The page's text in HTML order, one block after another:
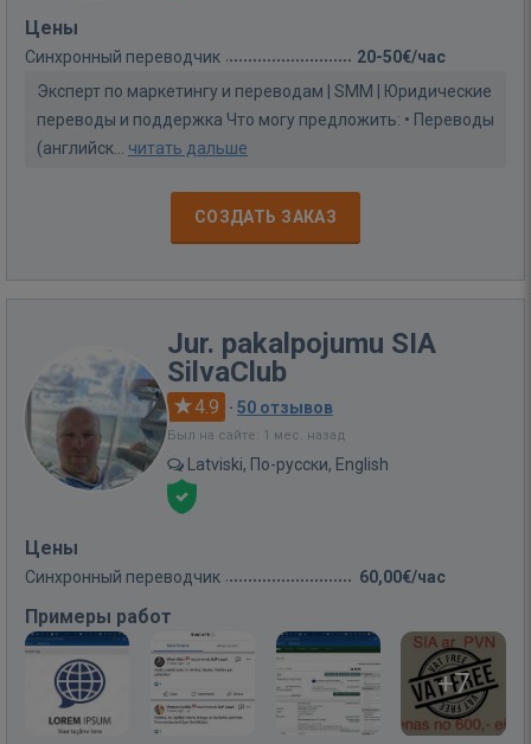
Цены
Синхронный переводчик
20-50€/час
Эксперт по маркетингу и переводам | SMM | Юридические
переводы и поддержка Что могу предложить: • Переводы
(английск... читать дальше
СОЗДАТЬ ЗАКАЗ
Jur. pakalpojumu SIA
SilvaClub
4.9 · 50 отзывов
Был на сайте: 1 мес. назад
Latviski, По-русски, English
Цены
Синхронный переводчик 60,00€/час
Примеры работ
+7